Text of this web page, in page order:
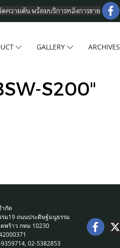
ความดัน พร้อมบริการหลังการขาย
GALLERY ARCHIVES
S200"
กัด
ม19 ถนนประดิษฐ์มนูธรรม
พร้าว กทม 10230
02-5382853